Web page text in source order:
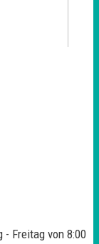
Freitag von 8:00